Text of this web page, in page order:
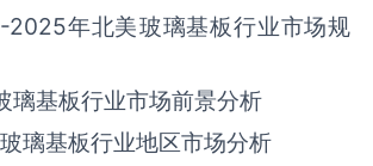
2025年北美‌‌‌‌‌‌‌玻璃基板‌‌‌‌‌‌‌‌‌‌‌‌‌‌‌‌‌‌‌行业市场规
璃基板‌‌‌‌‌‌‌‌‌‌‌‌‌‌‌‌‌‌‌行业市场前景分析
璃基板‌‌‌‌‌‌‌‌‌‌‌‌‌‌‌‌‌‌‌行业地区市场分析